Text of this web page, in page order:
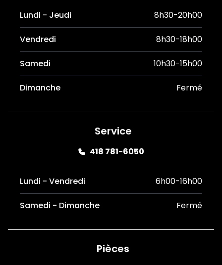
Lundi - Jeudi 8h30-20h00
Vendredi 8h30-18h00
Samedi 10h30-15h00
Dimanche Fermé
Service
418 781-6050
Lundi - Vendredi 6h00-16h00
Samedi - Dimanche Fermé
Pièces